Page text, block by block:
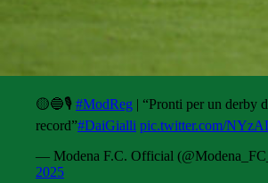
🟡🔵🎙️ #ModReg | “Pronti per un derby
record”#DaiGialli pic.twitter.com/
— Modena F.C. Official
2025